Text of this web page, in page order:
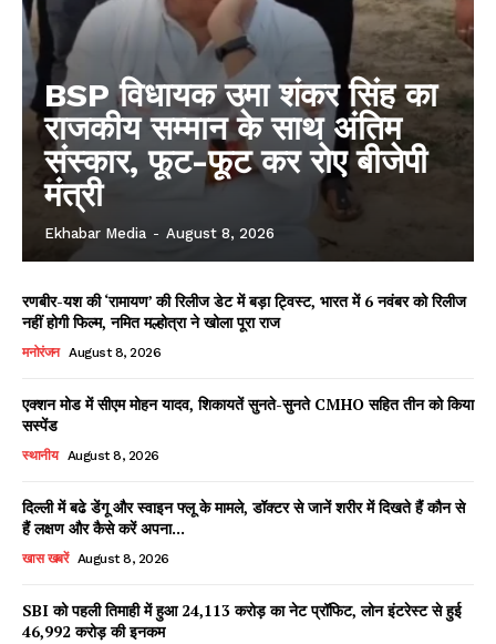
BSP विधायक उमा शंकर सिंह का
राजकीय सम्मान के साथ अंतिम
संस्कार, फूट-फूट कर रोए बीजेपी
मंत्री
Ekhabar Media - August 8, 2026
रणबीर-यश की ‘रामायण’ की रिलीज डेट में बड़ा ट्विस्ट, भारत में 6 नवंबर को रिलीज
नहीं होगी फिल्म, नमित मल्होत्रा ने खोला पूरा राज
मनोरंजन August 8, 2026
एक्शन मोड में सीएम मोहन यादव, शिकायतें सुनते-सुनते CMHO सहित तीन को किया
सस्पेंड
स्थानीय August 8, 2026
दिल्ली में बढे डेंगू और स्वाइन फ्लू के मामले, डॉक्टर से जानें शरीर में दिखते हैं कौन से
हैं लक्षण और कैसे करें अपना...
खास खबरें August 8, 2026
SBI को पहली तिमाही में हुआ ₹24,113 करोड़ का नेट प्रॉफिट, लोन इंटरेस्ट से हुई
₹46,992 करोड़ की इनकम